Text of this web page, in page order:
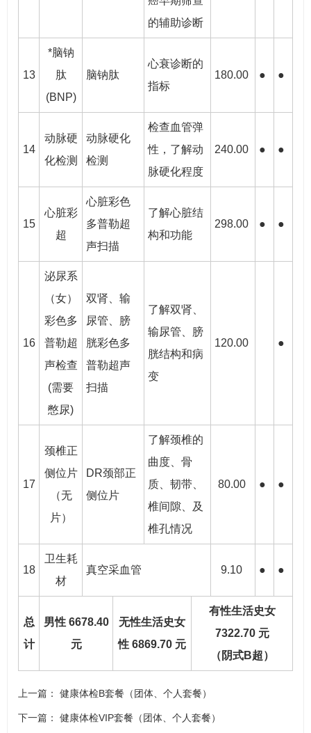
的辅助诊断
13
*脑钠
肽
(BNP)
脑钠肽
心衰诊断的
指标
180.00 ● ●
14
动脉硬
化检测
动脉硬化
检测
检查血管弹
性，了解动
脉硬化程度
240.00 ● ●
15
心脏彩
超
心脏彩色
多普勒超
声扫描
了解心脏结
构和功能
298.00 ● ●
16
泌尿系
（女）
彩色多
普勒超
声检查
(需要
憋尿)
双肾、输
尿管、膀
胱彩色多
普勒超声
扫描
了解双肾、
输尿管、膀
胱结构和病
变
120.00 ●
17
颈椎正
侧位片
（无
片）
DR颈部正
侧位片
了解颈椎的
曲度、骨
质、韧带、
椎间隙、及
椎孔情况
80.00 ● ●
18
卫生耗
材
真空采血管 9.10 ● ●
总
计
男性 6678.40
元
无性生活史女
性 6869.70 元
有性生活史女
7322.70 元
（阴式B超）
上一篇： 健康体检B套餐（团体、个人套餐）
下一篇： 健康体检VIP套餐（团体、个人套餐）